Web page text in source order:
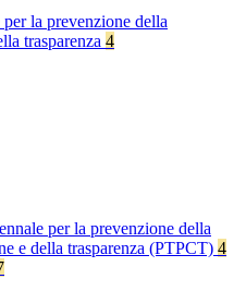
la prevenzione della
trasparenza 4
per la prevenzione della
e della trasparenza (PTPCT) 4